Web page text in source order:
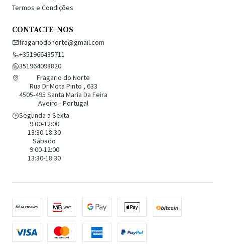
Termos e Condições
CONTACTE-NOS
fragariodonorte@gmail.com
+351966435711
351964098820
Fragario do Norte
Rua Dr.Mota Pinto , 633
4505-495 Santa Maria Da Feira
Aveiro - Portugal
Segunda a Sexta
9:00-12:00
13:30-18:30
Sábado
9:00-12:00
13:30-18:30